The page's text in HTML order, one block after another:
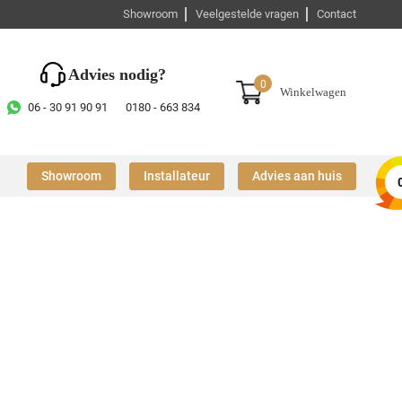
Showroom Veelgestelde vragen Contact
Advies nodig?
06 - 30 91 90 91 0180 - 663 834
0
Winkelwagen
Showroom Installateur Advies aan huis